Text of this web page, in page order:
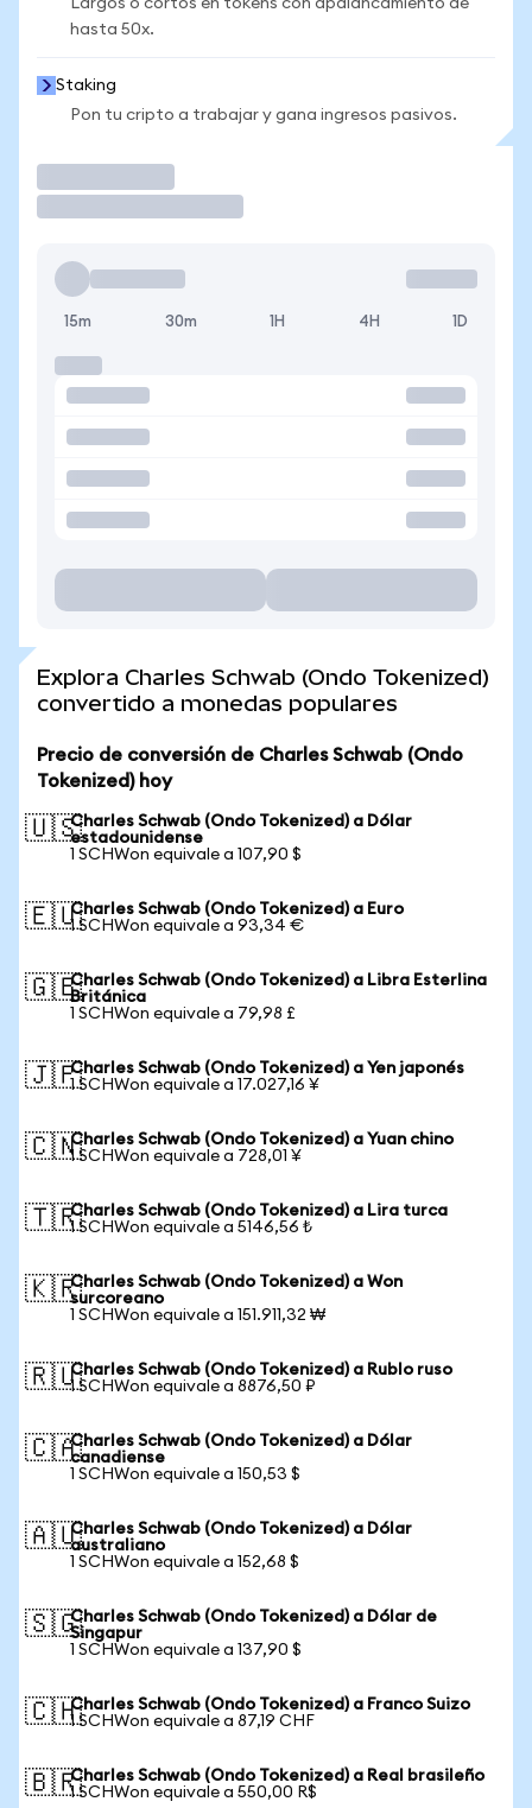
Largos o cortos en tokens con apalancamiento de
hasta 50x.
Staking
Pon tu cripto a trabajar y gana ingresos pasivos.
15m 30m 1H 4H 1D
Explora Charles Schwab (Ondo Tokenized)
convertido a monedas populares
Precio de conversión de Charles Schwab (Ondo
Tokenized) hoy
🇺🇸Charles Schwab (Ondo Tokenized) a Dólar
estadounidense
1 SCHWon equivale a 107,90 $
🇪🇺Charles Schwab (Ondo Tokenized) a Euro
1 SCHWon equivale a 93,34 €
🇬🇧Charles Schwab (Ondo Tokenized) a Libra Esterlina
Británica
1 SCHWon equivale a 79,98 £
🇯🇵Charles Schwab (Ondo Tokenized) a Yen japonés
1 SCHWon equivale a 17.027,16 ¥
🇨🇳Charles Schwab (Ondo Tokenized) a Yuan chino
1 SCHWon equivale a 728,01 ¥
🇹🇷Charles Schwab (Ondo Tokenized) a Lira turca
1 SCHWon equivale a 5146,56 ₺
🇰🇷Charles Schwab (Ondo Tokenized) a Won
surcoreano
1 SCHWon equivale a 151.911,32 ₩
🇷🇺Charles Schwab (Ondo Tokenized) a Rublo ruso
1 SCHWon equivale a 8876,50 ₽
🇨🇦Charles Schwab (Ondo Tokenized) a Dólar
canadiense
1 SCHWon equivale a 150,53 $
🇦🇺Charles Schwab (Ondo Tokenized) a Dólar
australiano
1 SCHWon equivale a 152,68 $
🇸🇬Charles Schwab (Ondo Tokenized) a Dólar de
Singapur
1 SCHWon equivale a 137,90 $
🇨🇭Charles Schwab (Ondo Tokenized) a Franco Suizo
1 SCHWon equivale a 87,19 CHF
🇧🇷Charles Schwab (Ondo Tokenized) a Real brasileño
1 SCHWon equivale a 550,00 R$